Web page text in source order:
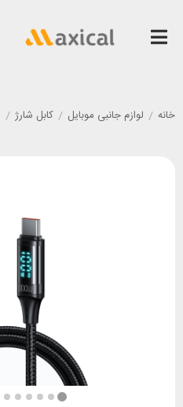
خانه / لوازم جانبی موبایل / کابل شارژ /